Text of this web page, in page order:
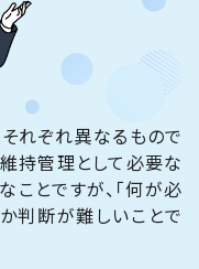
れぞれ異なるもので
持管理として必要な
とですが、「何が必
判断が難しいことで